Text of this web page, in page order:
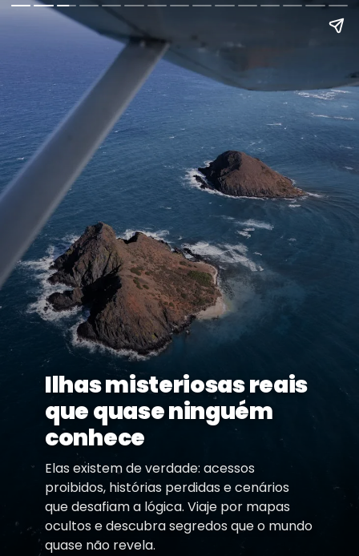
Ilhas misteriosas reais
que quase ninguém
conhece
Elas existem de verdade: acessos
proibidos, histórias perdidas e cenários
que desafiam a lógica. Viaje por mapas
ocultos e descubra segredos que o mundo
quase não revela.